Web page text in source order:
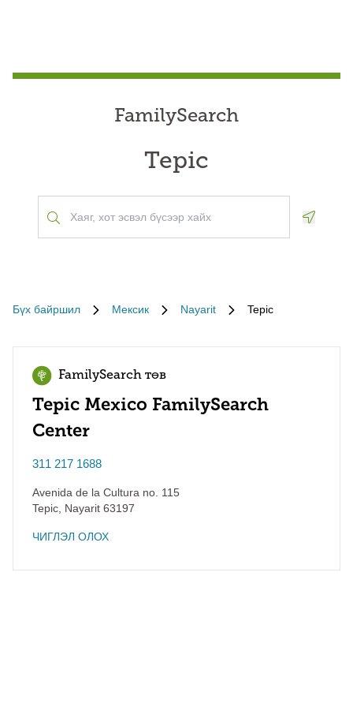
FamilySearch
Tepic
Бүх байршил Мексик Nayarit Tepic
FamilySearch төв
Tepic Mexico FamilySearch
Center
311 217 1688
Avenida de la Cultura no. 115
Tepic Nayarit 63197
ЧИГЛЭЛ ОЛОХ